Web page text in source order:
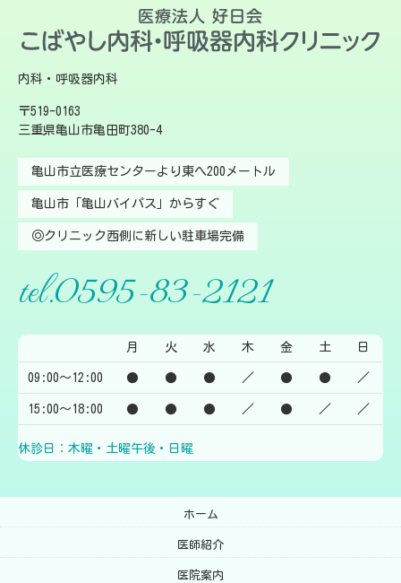
内科・呼吸器内科
〒519-0163
三重県亀山市亀田町380-4
亀山市立医療センターより東へ200メートル
亀山市「亀山バイパス」からすぐ
◎クリニック西側に新しい駐車場完備
tel.0595-83-2121
月 火 水 木 金 土 日
09:00〜12:00 ● ● ● ／ ● ● ／
15:00〜18:00 ● ● ● ／ ● ／ ／
休診日：木曜・土曜午後・日曜
ホーム
医師紹介
医院案内